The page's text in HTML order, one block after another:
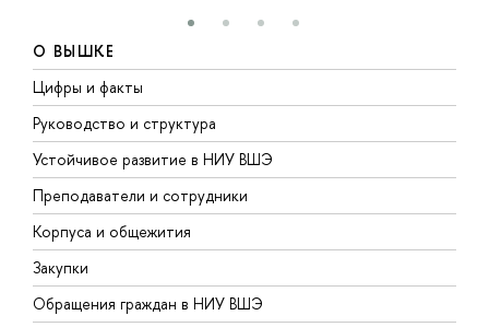
О ВЫШКЕ
Цифры и факты
Руководство и структура
Устойчивое развитие в НИУ ВШЭ
Преподаватели и сотрудники
Корпуса и общежития
Закупки
Обращения граждан в НИУ ВШЭ